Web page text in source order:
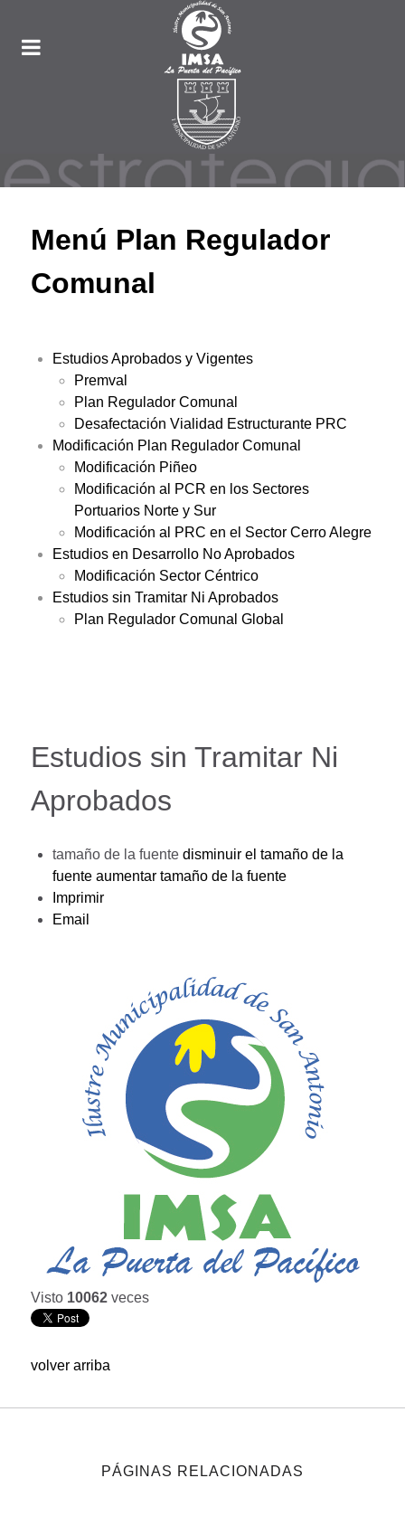
Menú Plan Regulador
Comunal
Estudios Aprobados y Vigentes
Premval
Plan Regulador Comunal
Desafectación Vialidad Estructurante PRC
Modificación Plan Regulador Comunal
Modificación Piñeo
Modificación al PCR en los Sectores
Portuarios Norte y Sur
Modificación al PRC en el Sector Cerro Alegre
Estudios en Desarrollo No Aprobados
Modificación Sector Céntrico
Estudios sin Tramitar Ni Aprobados
Plan Regulador Comunal Global
Estudios sin Tramitar Ni
Aprobados
tamaño de la fuente disminuir el tamaño de la
fuente aumentar tamaño de la fuente
Imprimir
Email
Visto 10062 veces
volver arriba
PÁGINAS RELACIONADAS